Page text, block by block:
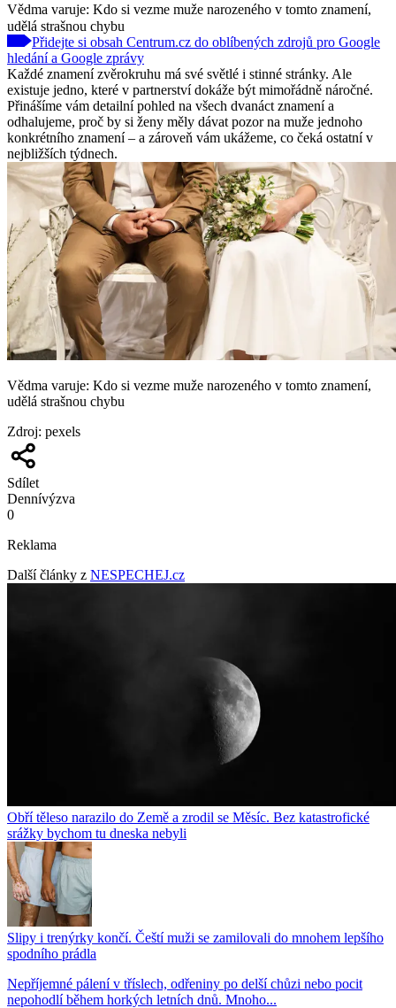
Vědma varuje: Kdo si vezme muže narozeného v tomto znamení,
udělá strašnou chybu
Přidejte si obsah Centrum.cz do oblíbených zdrojů pro Google
hledání a Google zprávy
Každé znamení zvěrokruhu má své světlé i stinné stránky. Ale
existuje jedno, které v partnerství dokáže být mimořádně náročné.
Přinášíme vám detailní pohled na všech dvanáct znamení a
odhalujeme, proč by si ženy měly dávat pozor na muže jednoho
konkrétního znamení – a zároveň vám ukážeme, co čeká ostatní v
nejbližších týdnech.
Vědma varuje: Kdo si vezme muže narozeného v tomto znamení,
udělá strašnou chybu
Zdroj: pexels
Sdílet
Dennívýzva
0
Reklama
Další články z NESPECHEJ.cz
Obří těleso narazilo do Země a zrodil se Měsíc. Bez katastrofické
srážky bychom tu dneska nebyli
Slipy i trenýrky končí. Čeští muži se zamilovali do mnohem lepšího
spodního prádla
Nepříjemné pálení v tříslech, odřeniny po delší chůzi nebo pocit
nepohodlí během horkých letních dnů. Mnoho...